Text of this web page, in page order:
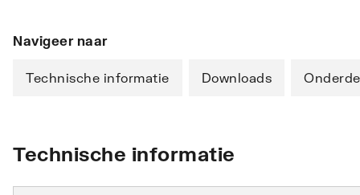
Navigeer naar
Technische informatie Downloads
Technische informatie